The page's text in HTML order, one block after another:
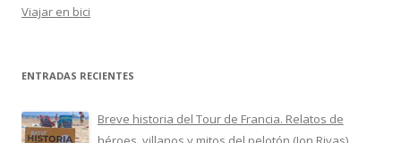
Viajar en bici
ENTRADAS RECIENTES
Breve historia del Tour de Francia. Relatos de